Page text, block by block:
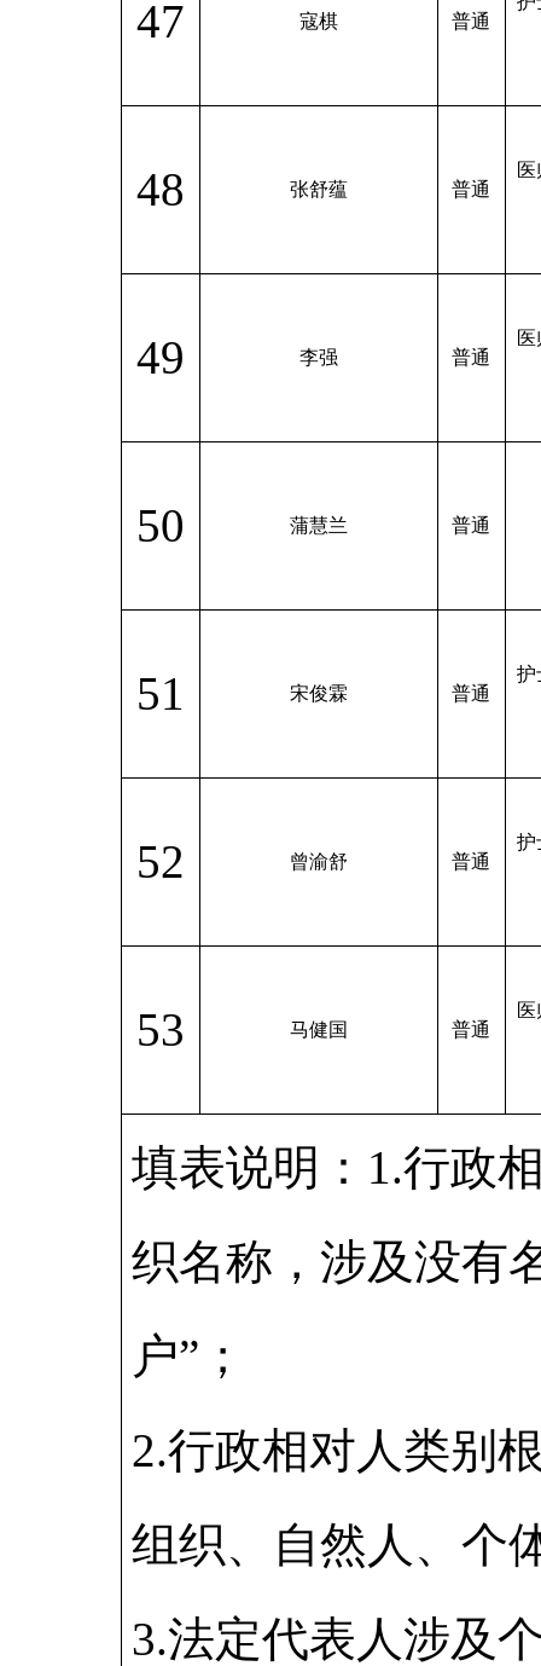
47 寇棋 普通
48 张舒蕴 普通
49 李强 普通
50 蒲慧兰 普通
51 宋俊霖 普通
护
52 曾渝舒 普通
护
53 马健国 普通
填表说明：1.行政
织名称，涉及没有
户”；
2.行政相对人类别
组织、自然人、个
3.法定代表人涉及